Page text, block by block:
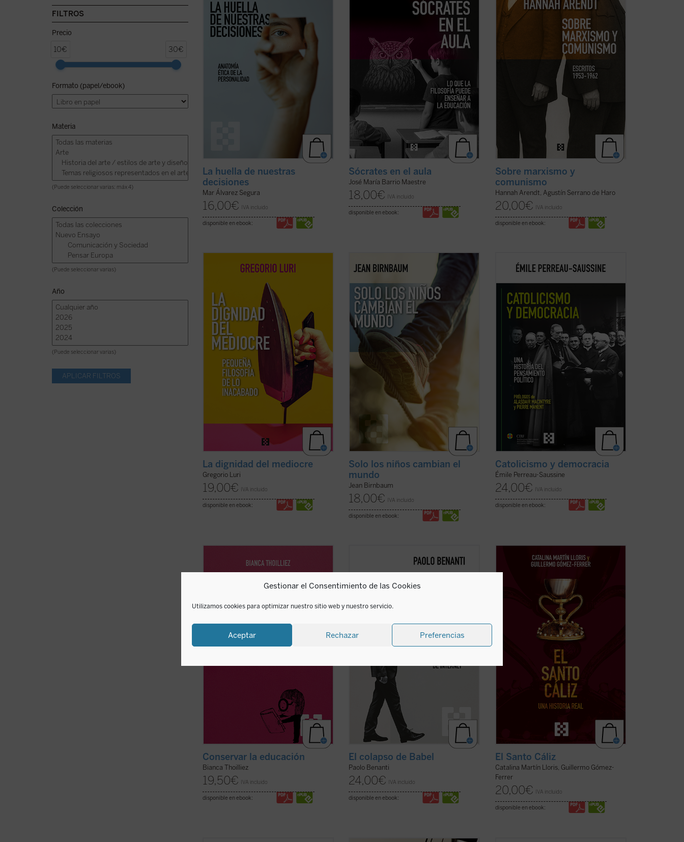
Gestionar el Consentimiento de las Cookies
Utilizamos cookies para optimizar nuestro sitio web y nuestro servicio.
Aceptar Rechazar Preferencias
FILTROS
Precio
10€ 30€
Formato (papel/ebook)
Materia
(Puede seleccionar varias: máx 4)
Colección
(Puede seleccionar varias)
Año
(Puede seleccionar varias)
espiritual. Mar Álvarez Segura nos
conduce por el laberinto de la conciencia
humana ... (ver ficha)
La huella de nuestras
decisiones
Mar Álvarez Segura
16,00€ IVA incluido
disponible en ebook:
genuinos del saber. Una obra inspiradora
que devuelve esperanza y sentido a la
Sócrates en el aula
José María Barrio Maestre
18,00€ IVA incluido
disponible en ebook:
esenciales para pensar nuestro presente.
Porque, como muestra Arendt, entender
... (ver ficha)
Sobre marxismo y
comunismo
Hannah Arendt, Agustín Serrano de Haro
20,00€ IVA incluido
disponible en ebook:
Gregorio Luri nos conduce por un viaje
condición intermedia —entre la
animalidad y la divinidad, entre el ser y la
nada— es, en realidad, la fuente de
nuestra dignidad. Un canto a la condición
...(ver ficha)
La dignidad del mediocre
Gregorio Luri
19,00€ IVA incluido
disponible en ebook:
Birnbaum retoma, tras
El coraje del
, el pulso de la política y la
introspección con una pregunta
aparentemente sencilla: ¿qué sucede
cuando llega un hijo al mundo? Desde
Rosa Luxemburgo hasta Hannah Arendt,
pasando por Roland ...
(ver ficha)
Solo los niños cambian el
mundo
Jean Birnbaum
18,00€ IVA incluido
disponible en ebook:
Catolicismo y democraciarecorre la
católico desde la Revolución francesa
hasta hoy. Émile Perreau-Saussine
analiza cómo la Iglesia respondió a la
democracia liberal, un sistema para el
Catolicismo y democracia
Émile Perreau-Saussine
24,00€ IVA incluido
disponible en ebook:
Descubre un libro que invita a detenerse,
respirar hondo y repensar el rumbo de la
parece moverse al ritmo vertiginoso de la
educaciónnos ofrece una propuesta tan
Conservar la educación
Bianca Thoilliez
19,50€ IVA incluido
disponible en ebook:
El colapso de Babel, el teólogo y
utopía digital. Es una invitación a pensar
vidas y en la construcción ...
El colapso de Babel
Paolo Benanti
24,00€ IVA incluido
disponible en ebook:
Desde los testimonios de los peregrinos
a Tierra Santa hasta los depósitos reales,
El Santo Cáliz. Una historia real
más de dos mil años de historia, fe y
poder a través del objeto sagrado más
buscado del cristianismo. Esta ...
El Santo Cáliz
Catalina Martín Lloris, Guillermo Gómez-
Ferrer
20,00€ IVA incluido
disponible en ebook: